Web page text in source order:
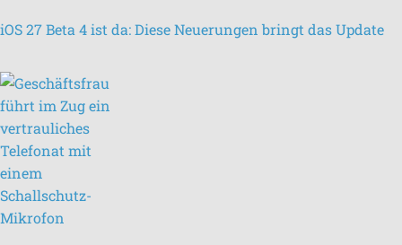
iOS 27 Beta 4 ist da: Diese Neuerungen bringt das Update